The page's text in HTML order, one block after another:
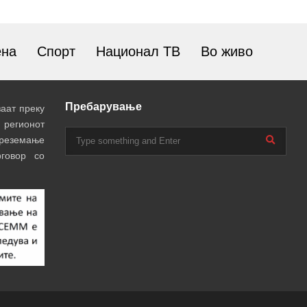
Спорт Национал ТВ Во живо
преку
со
Пребарување